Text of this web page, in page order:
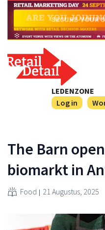
LEDENZONE
Log in
The Barn
biomarkt in
Food 21 Augustus, 2025